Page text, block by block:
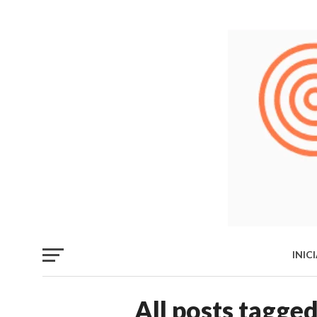
All posts